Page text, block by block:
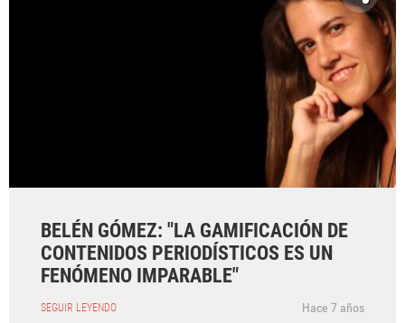
BELÉN GÓMEZ: "LA GAMIFICACIÓN DE
CONTENIDOS PERIODÍSTICOS ES UN
FENÓMENO IMPARABLE"
SEGUIR LEYENDO Hace 7 años